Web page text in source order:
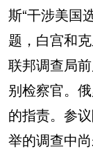
斯“干涉美国
题，白宫和
联邦调查局
别检察官。
的指责。参
举的调查中